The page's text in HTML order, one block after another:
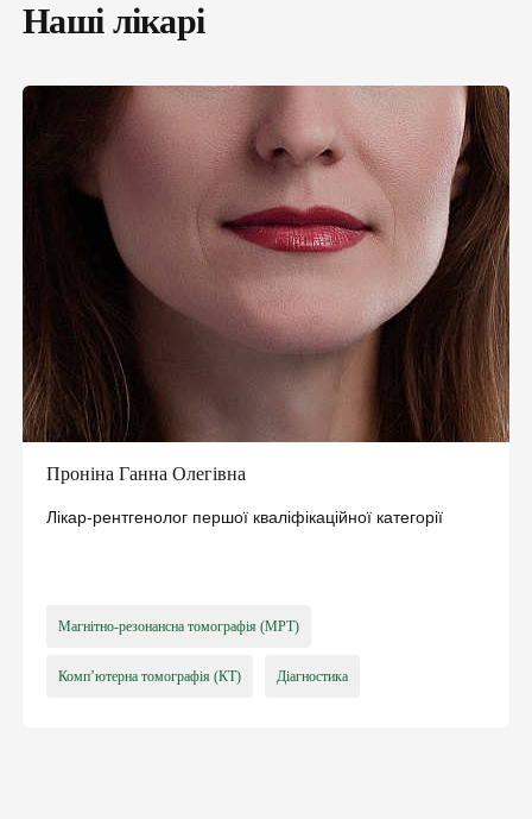
Наші лікарі
Проніна Ганна Олегівна
Лікар-рентгенолог першої кваліфікаційної категорії
Магнітно-резонансна томографія (МРТ)
Комп’ютерна томографія (КТ) Діагностика